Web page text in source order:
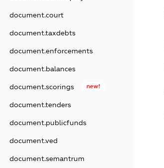
document.court
document.taxdebts
document.enforcements
document.balances
document.scorings new!
document.tenders
document.publicfunds
document.ved
document.semantrum